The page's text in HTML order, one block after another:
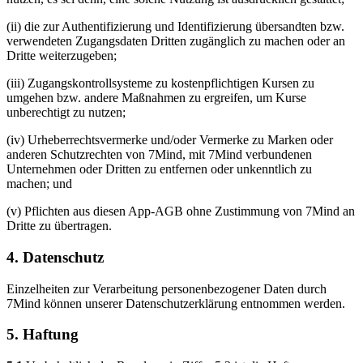
(ii) die zur Authentifizierung und Identifizierung übersandten bzw.
verwendeten Zugangsdaten Dritten zugänglich zu machen oder an
Dritte weiterzugeben;
(iii) Zugangskontrollsysteme zu kostenpflichtigen Kursen zu
umgehen bzw. andere Maßnahmen zu ergreifen, um Kurse
unberechtigt zu nutzen;
(iv) Urheberrechtsvermerke und/oder Vermerke zu Marken oder
anderen Schutzrechten von 7Mind, mit 7Mind verbundenen
Unternehmen oder Dritten zu entfernen oder unkenntlich zu
machen; und
(v) Pflichten aus diesen App-AGB ohne Zustimmung von 7Mind an
Dritte zu übertragen.
4. Datenschutz
Einzelheiten zur Verarbeitung personenbezogener Daten durch
7Mind können unserer Datenschutzerklärung entnommen werden.
5. Haftung